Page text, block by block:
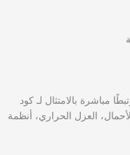
مباشرة بالامتثال لـ كود
العزل الحراري، أنظمة